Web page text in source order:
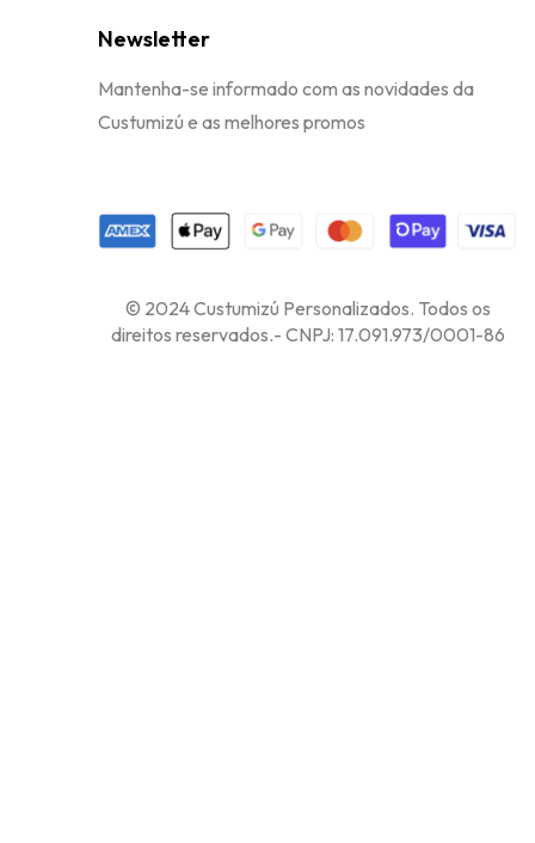
Newsletter
Mantenha-se informado com as novidades da
Custumizú e as melhores promos
© 2024 Custumizú Personalizados. Todos os
direitos reservados.- CNPJ: 17.091.973/0001-86